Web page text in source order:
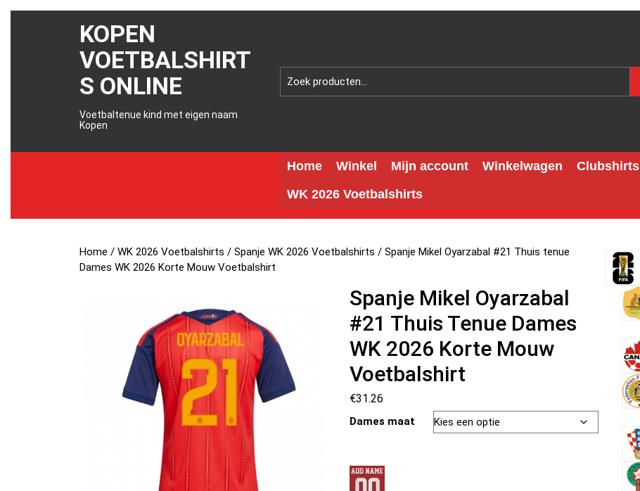
KOPEN
VOETBALSHIRT
S ONLINE
Voetbaltenue kind met eigen naam
Kopen
Home Winkel Mijn account Winkelwagen Clubshirts
WK 2026 Voetbalshirts
Home /WK 2026 Voetbalshirts /Spanje WK 2026 Voetbalshirts / Spanje Mikel Oyarzabal #21 Thuis tenue
Dames WK 2026 Korte Mouw Voetbalshirt
Spanje Mikel Oyarzabal
#21 Thuis Tenue Dames
WK 2026 Korte Mouw
Voetbalshirt
€31.26
Dames maat